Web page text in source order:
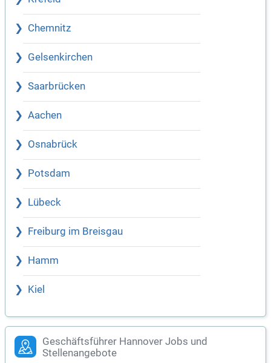
Chemnitz
Gelsenkirchen
Saarbrücken
Aachen
Osnabrück
Potsdam
Lübeck
Freiburg im Breisgau
Hamm
Kiel
Geschäftsführer Hannover Jobs und
Stellenangebote